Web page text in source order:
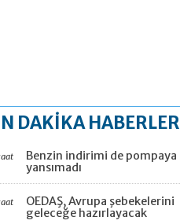
DAKİKA HABERLER
Benzin indirimi de pompaya
yansımadı
OEDAŞ, Avrupa şebekelerini
geleceğe hazırlayacak